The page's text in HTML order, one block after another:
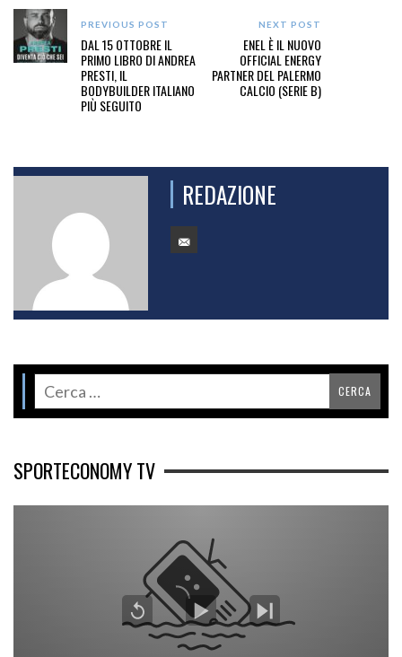
PREVIOUS POST
DAL 15 OTTOBRE IL
PRIMO LIBRO DI ANDREA
PRESTI, IL
BODYBUILDER ITALIANO
PIÙ SEGUITO
NEXT POST
ENEL È IL NUOVO
OFFICIAL ENERGY
PARTNER DEL PALERMO
CALCIO (SERIE B)
REDAZIONE
SPORTECONOMY TV